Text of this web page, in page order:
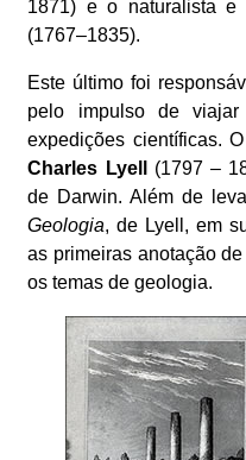
1871) e o naturalista
(1767–1835).
Este último foi
pelo impulso de
expedições científicas.
Charles Lyell
(1797 –
de Darwin. Além de
Geologia, de Lyell, em
as primeiras anotação
os temas de geologia.